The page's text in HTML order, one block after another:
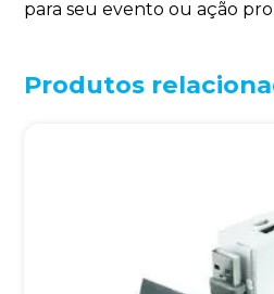
para seu evento ou ação
Produtos